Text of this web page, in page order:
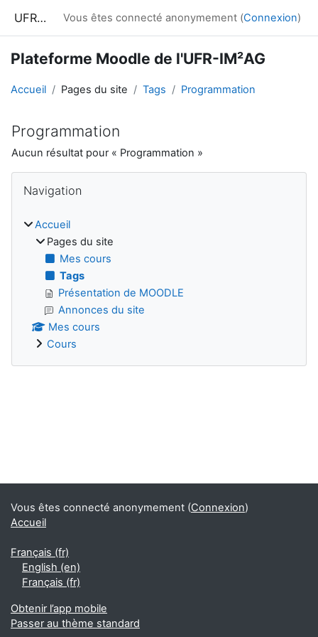
UFRIM²AG : Moodle Vous êtes connecté anonymement (Connexion)
Plateforme Moodle de l'UFR-IM²AG
Accueil Pages du site Tags Programmation
Programmation
Aucun résultat pour « Programmation »
Blocs
Navigation
Accueil
Pages du site
Mes cours
Tags
Présentation de MOODLE
Annonces du site
Mes cours
Cours
Vous êtes connecté anonymement (Connexion)
Accueil
Français ‎(fr)‎
English ‎(en)‎
Français ‎(fr)‎
Obtenir l’app mobile
Passer au thème standard